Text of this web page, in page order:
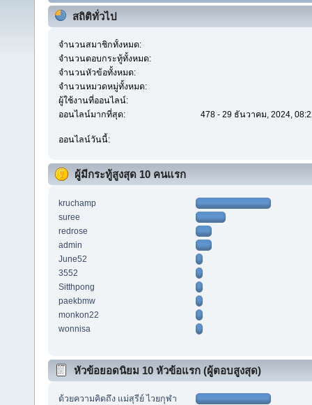
สถิติทั่วไป
จำนวนสมาชิกทั้งหมด:
จำนวนตอบกระทู้ทั้งหมด:
จำนวนหัวข้อทั้งหมด:
จำนวนหมวดหมู่ทั้งหมด:
ผู้ใช้งานที่ออนไลน์:
ออนไลน์มากที่สุด:
478 - 29 ธันวาคม, 2024,
ออนไลน์วันนี้:
ผู้มีกระทู้สูงสุด 10 คนแรก
kruchamp
suree
redrose
admin
June52
3552
Sitthpong
paekbmw
monkon22
wonnisa
หัวข้อยอดนิยม 10 หัวข้อแรก (ผู้ตอบสูงสุด)
ด้วยความคิดถึง แม่สุรีย์ ไวยกุฬา